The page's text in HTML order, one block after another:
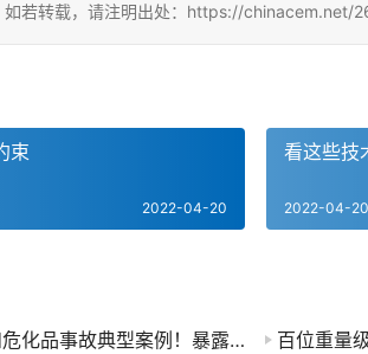
如若转载，请注明出处：https://chinacem.net/
束
2022-04-20
看这些技
2022-04-20
应急管理部公布5起化工和危化品事故典型案例！暴露了哪些问题?